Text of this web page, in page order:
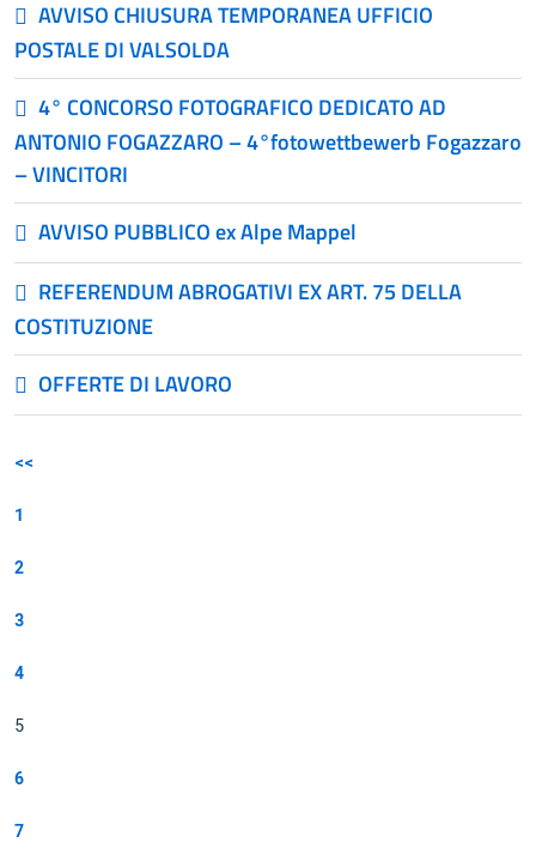
AVVISO CHIUSURA TEMPORANEA UFFICIO
POSTALE DI VALSOLDA
4° CONCORSO FOTOGRAFICO DEDICATO AD
ANTONIO FOGAZZARO – 4°fotowettbewerb Fogazzaro
– VINCITORI
AVVISO PUBBLICO ex Alpe Mappel
REFERENDUM ABROGATIVI EX ART. 75 DELLA
COSTITUZIONE
OFFERTE DI LAVORO
<<
1
2
3
4
5
6
7